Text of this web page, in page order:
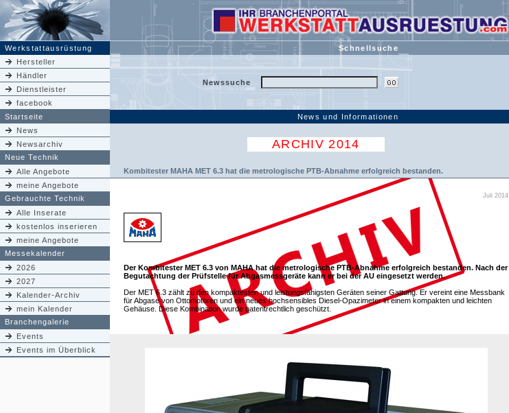
Werkstattausrüstung
Schnellsuche
Hersteller
Händler
Dienstleister
facebook
Newssuche
Startseite
News und Informationen
News
Newsarchiv
Neue Technik
Alle Angebote
meine Angebote
Gebrauchte Technik
Alle Inserate
kostenlos inserieren
meine Angebote
Messekalender
2026
2027
Kalender-Archiv
mein Kalender
Branchengalerie
Events
Events im Überblick
ARCHIV 2014
Kombitester MAHA MET 6.3 hat die metrologische PTB-Abnahme erfolgreich bestanden.
Juli 2014
Der Kombitester MET 6.3 von MAHA hat die metrologische PTB-Abnahme erfolgreich bestanden. Nach der
Begutachtung der Prüfstelle für Abgasmessgeräte kann er bei der AU eingesetzt werden.
Der MET 6.3 zählt zu den kompaktesten und leistungsfähigsten Geräten seiner Gattung. Er vereint eine Messbank
für Abgase von Ottomotoren und ein neues hochsensibles Diesel-Opazimeter in einem kompakten und leichten
Gehäuse. Diese Kombination wurde patentrechtlich geschützt.